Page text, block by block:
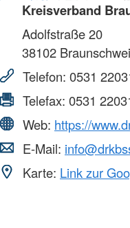
Kreisverband
Adolfstraße 20
38102
Telefon: 0531
Telefax: 0531
Web: https://
E-Mail:
Karte: Link zur